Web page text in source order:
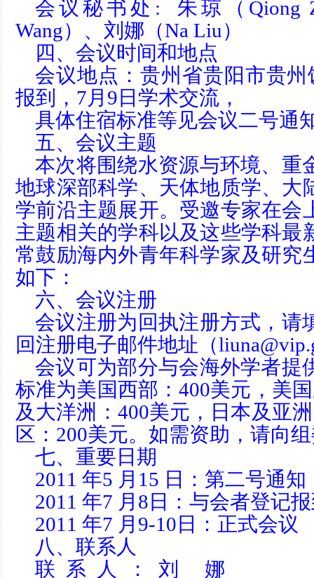
会议秘书处: 朱琼（Qiong
Wang）、刘娜（Na Liu）
四、会议时间和地点
会议地点：贵州省贵阳市贵
报到，7月9日学术交流，
具体住宿标准等见会议二号通
五、会议主题
本次将围绕水资源与环境、重
地球深部科学、天体地质学、大
学前沿主题展开。受邀专家在会
主题相关的学科以及这些学科最
常鼓励海内外青年科学家及研究
如下：
六、会议注册
会议注册为回执注册方式，请
回注册电子邮件地址（
会议可为部分与会海外学者提
标准为美国西部：400美元，美
及大洋洲：400美元，日本及亚
区：200美元。如需资助，请向
七、重要日期
2011 年5 月15 日：第二号通知
2011 年7 月8日：与会者登记
2011 年7 月9-10日：正式会议
八、联系人
联系人：刘